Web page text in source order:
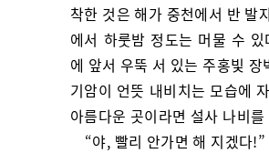
착한 것은 해가 중천에서 반 발
에서 하룻밤 정도는 머물 수
에 앞서 우뚝 서 있는 주홍빛
기암이 언뜻 내비치는 모습에
아름다운 곳이라면 설사 나비
“야, 빨리 안가면 해 지겠다!”